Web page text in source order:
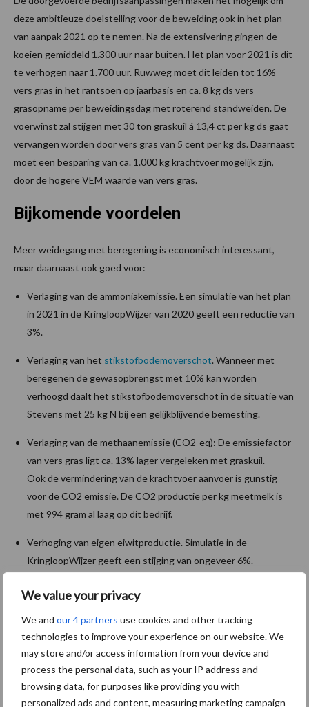
We value your privacy
We and our 4 partners use cookies and other tracking
technologies to improve your experience on our website. We
may store and/or access information from your device and
process the personal data, such as your IP address and
browsing data, for purposes like providing you with
personalized ads and content, measuring marketing campaign
deze ambitieuze doelstelling voor de beweiding ook in het plan
van aanpak 2021 op te nemen. Na de extensivering gingen de
koeien gemiddeld 1.300 uur naar buiten. Het plan voor 2021 is dit
te verhogen naar 1.700 uur. Ruwweg moet dit leiden tot 16%
vers gras in het rantsoen op jaarbasis en ca. 8 kg ds vers
grasopname per beweidingsdag met roterend standweiden. De
voerwinst zal stijgen met 30 ton graskuil á 13,4 ct per kg ds gaat
vervangen worden door vers gras van 5 cent per kg ds. Daarnaast
moet een besparing van ca. 1.000 kg krachtvoer mogelijk zijn,
door de hogere VEM waarde van vers gras.
Bijkomende voordelen
Meer weidegang met beregening is economisch interessant,
maar daarnaast ook goed voor:
Verlaging van de ammoniakemissie. Een simulatie van het plan
in 2021 in de KringloopWijzer van 2020 geeft een reductie van
3%.
Verlaging van het stikstofbodemoverschot. Wanneer met
beregenen de gewasopbrengst met 10% kan worden
verhoogd daalt het stikstofbodemoverschot in de situatie van
Stevens met 25 kg N bij een gelijkblijvende bemesting.
Verlaging van de methaanemissie (CO2-eq): De emissiefactor
van vers gras ligt ca. 13% lager vergeleken met graskuil.
Ook de vermindering van de krachtvoer aanvoer is gunstig
voor de CO2 emissie. De CO2 productie per kg meetmelk is
met 994 gram al laag op dit bedrijf.
Verhoging van eigen eiwitproductie. Simulatie in de
KringloopWijzer geeft een stijging van ongeveer 6%.
Ambitie start met goed plan
bedrijfs- en projectdoelen. Meer uren weiden zorgt voor een
renderende melkveehouderij met lage emissies. Stevens’ plan
voor het komende jaar is ambitieus, maar wel gestoeld op
realisme. Nu aan slag om het te realiseren, waarbij alles begint